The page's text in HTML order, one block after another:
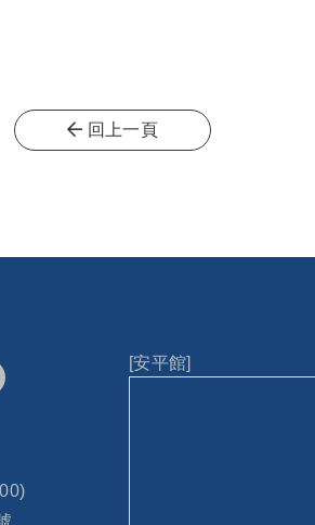
回上一頁
[安平館]